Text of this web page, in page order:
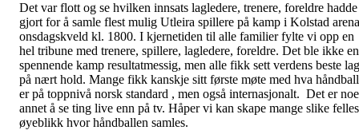
Det var flott og se hvilken innsats lagledere, trenere, foreldre hadde
gjort for å samle flest mulig Utleira spillere på kamp i Kolstad arena
onsdagskveld kl. 1800. I kjernetiden til alle familier fylte vi opp en
hel tribune med trenere, spillere, lagledere, foreldre. Det ble ikke en
spennende kamp resultatmessig, men alle fikk sett verdens beste lag
på nært hold. Mange fikk kanskje sitt første møte med hva håndball
er på toppnivå norsk standard , men også internasjonalt. Det er noe
annet å se ting live enn på tv. Håper vi kan skape mange slike felles
øyeblikk hvor håndballen samles.